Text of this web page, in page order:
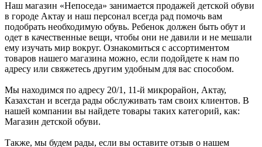
Наш магазин «Непоседа» занимается продажей детской обуви
в городе Актау и наш персонал всегда рад помочь вам
подобрать необходимую обувь. Ребенок должен быть обут и
одет в качественные вещи, чтобы они не давили и не мешали
ему изучать мир вокруг. Ознакомиться с ассортиментом
товаров нашего магазина можно, если подойдете к нам по
адресу или свяжетесь другим удобным для вас способом.
Мы находимся по адресу 20/1, 11-й микрорайон, Актау,
Казахстан и всегда рады обслуживать там своих клиентов. В
нашей компании вы найдете товары таких категорий, как:
Магазин детской обуви.
Также, мы будем рады, если вы оставите отзыв о нашем